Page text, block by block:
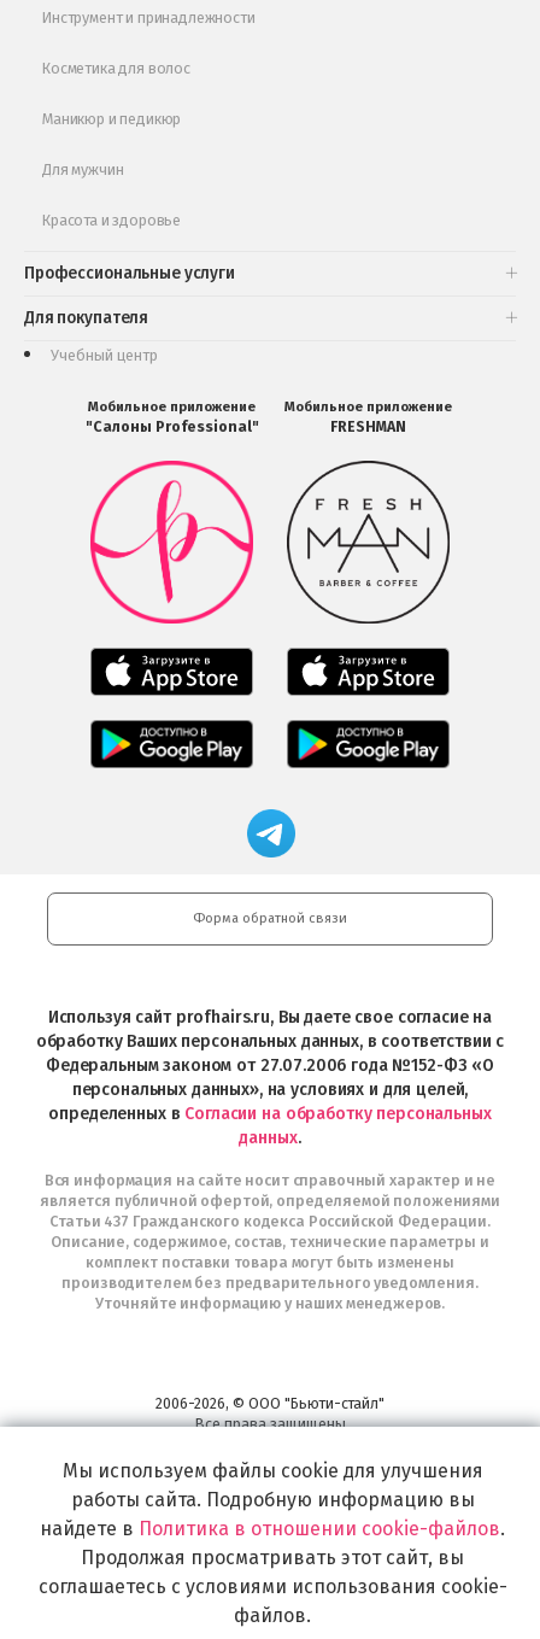
Инструмент и принадлежности
Косметика для волос
Маникюр и педикюр
Для мужчин
Красота и здоровье
Профессиональные услуги
Для покупателя
Обучающее видео
Учебный центр
Мобильное приложение
"Салоны Professional"
Мобильное
приложение
Салоны
Professional
загрузить
в
Google
Мобильное
приложение
Professional
загрузить
Мобильное
приложение
Professional
загрузить
Play
Мобильное приложение
FRESHMAN
Мобильное
приложение
FRESHMAN
в
Google
Play
Мобильное
приложение
загрузить
в
Мобильное
приложение
Магазин
профессиональной
Professional
и
Интернет-
Telegram
Форма обратной связи
Используя сайт profhairs.ru, Вы даете свое согласие на
обработку Ваших персональных данных, в соответствии с
Федеральным законом от 27.07.2006 года №152-ФЗ «О
персональных данных», на условиях и для целей,
определенных в Согласии на обработку персональных
данных.
Вся информация на сайте носит справочный характер и не
является публичной офертой, определяемой положениями
Статьи 437 Гражданского кодекса Российской Федерации.
Описание, содержимое, состав, технические параметры и
комплект поставки товара могут быть изменены
производителем без предварительного уведомления.
Уточняйте информацию у наших менеджеров.
2006-2026, © ООО "Бьюти-стайл"
Все права защищены
Широкий выбор инструментов, аксессуаров и принадлежностей для
воплощения
самых изысканных и необычных идей по созданию Вашего образа и стиля.
Мы используем файлы cookie для улучшения
работы сайта. Подробную информацию вы
найдете в Политика в отношении cookie-файлов.
Продолжая просматривать этот сайт, вы
соглашаетесь с условиями использования cookie-
файлов.